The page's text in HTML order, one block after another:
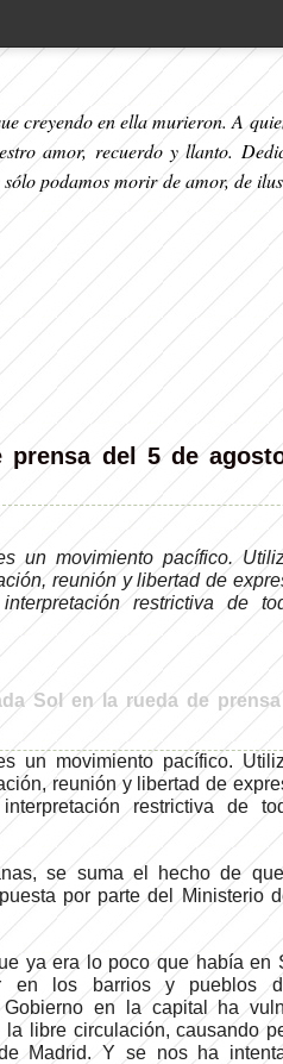
creyendo en ella murieron. A
amor, recuerdo y llanto.
podamos morir de amor, de
prensa del 5 de
un movimiento pacífico.
reunión y libertad de
restrictiva de
Sol en la rueda de
un movimiento pacífico.
reunión y libertad de
restrictiva de
se suma el hecho de
por parte del Ministerio
ya era lo poco que había en
en los barrios y pueblos
en la capital ha
libre circulación, causando
Madrid. Y se nos ha